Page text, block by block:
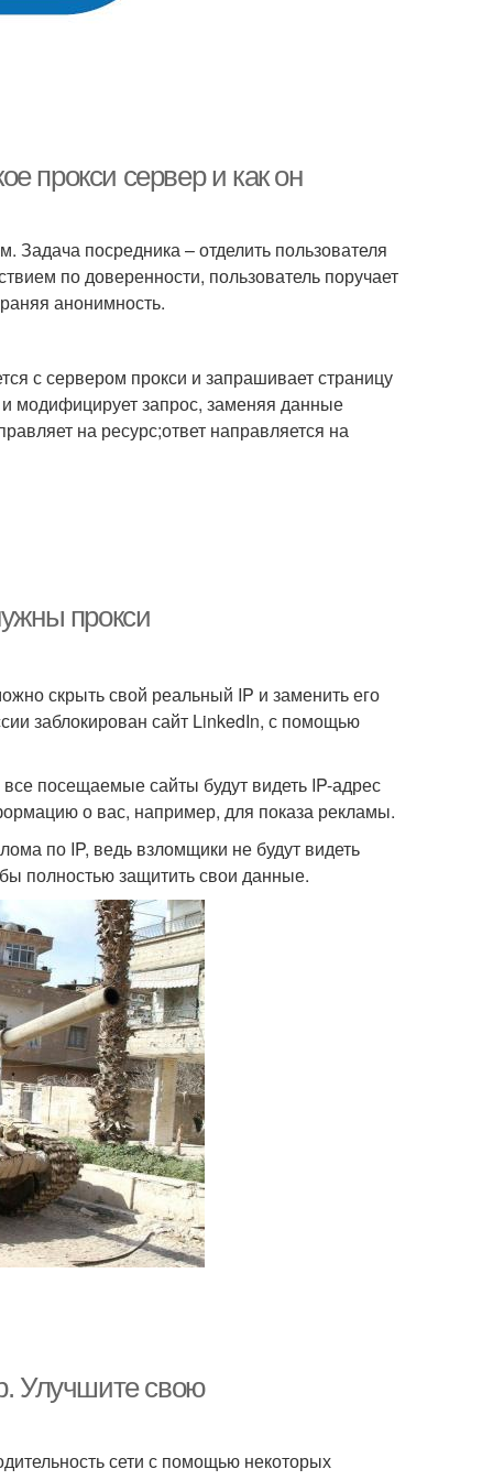
прокси сервер и как он
посредника – отделить пользователя
по доверенности, пользователь поручает
анонимность.
с сервером прокси и запрашивает страницу
модифицирует запрос, заменяя данные
на ресурс;ответ направляется на
прокси
скрыть свой реальный IP и заменить его
заблокирован сайт LinkedIn, с помощью
посещаемые сайты будут видеть IP-адрес
о вас, например, для показа рекламы.
по IP, ведь взломщики не будут видеть
полностью защитить свои данные.
Улучшите свою
сети с помощью некоторых